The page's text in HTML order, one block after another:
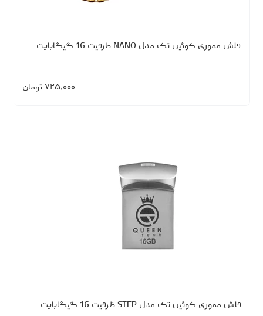
فلش مموری کوئین تک مدل NANO ظرفیت 16 گیگابایت
۷۲۵،۰۰۰ تومان
فلش مموری کوئین تک مدل STEP ظرفیت 16 گیگابایت